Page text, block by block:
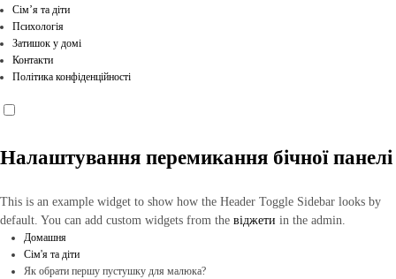
Сім’я та діти
Психологія
Затишок у домі
Контакти
Політика конфіденційності
Налаштування перемикання бічної панелі
This is an example widget to show how the Header Toggle Sidebar looks by
default. You can add custom widgets from the віджети in the admin.
Домашня
Сім'я та діти
Як обрати першу пустушку для малюка?